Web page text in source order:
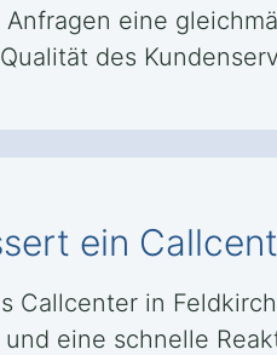
eine
des
ein
Callcenter in
eine schnelle